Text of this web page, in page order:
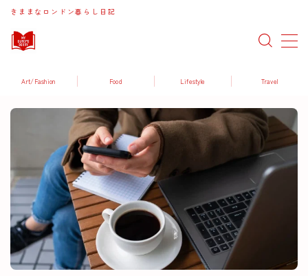
きままなロンドン暮らし日記
MENU
Food / Drink
Lifestyle
Travel
Art/Fashion Food Lifestyle Travel